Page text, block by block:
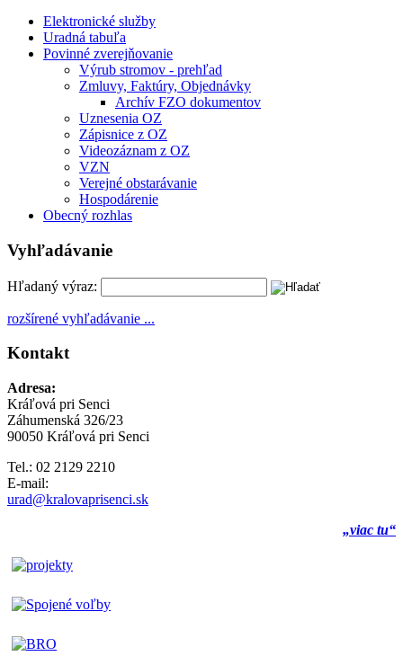
Elektronické služby
Uradná tabuľa
Povinné zverejňovanie
Výrub stromov - prehľad
Zmluvy, Faktúry, Objednávky
Archív FZO dokumentov
Uznesenia OZ
Zápisnice z OZ
Videozáznam z OZ
VZN
Verejné obstarávanie
Hospodárenie
Obecný rozhlas
Vyhľadávanie
Hľadaný výraz:
rozšírené vyhľadávanie ...
Kontakt
Adresa:
Kráľová pri Senci
Záhumenská 326/23
90050 Kráľová pri Senci
Tel.: 02 2129 2210
E-mail:
urad@kralovaprisenci.sk
„viac tu“